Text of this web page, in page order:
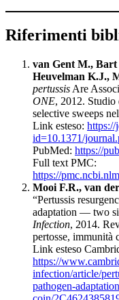
Riferimenti
van Gent M.,
Heuvelman K.J.,
pertussis Are
ONE, 2012. Studio
selective sweeps
Link esteso: https://
id=10.1371/
PubMed: https://
Full text PMC:
https://
Mooi F.R., van
“Pertussis
adaptation — two
Infection, 2014.
pertosse, immunità
Link esteso
https://
infection/article/
pathogen-